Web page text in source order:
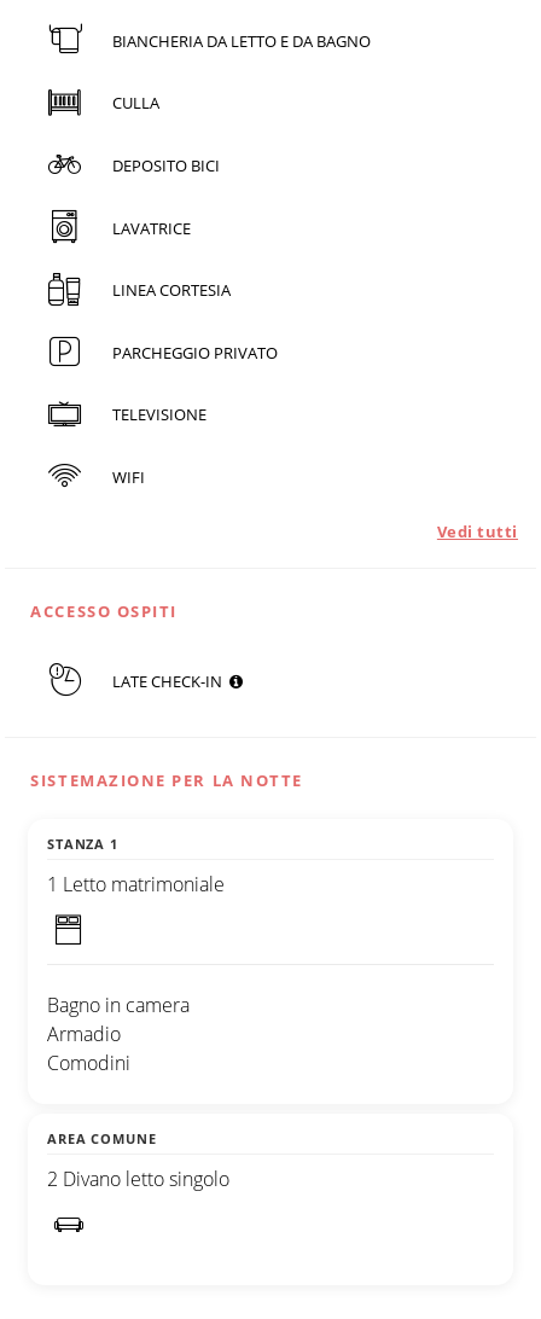
BIANCHERIA DA LETTO E DA BAGNO
CULLA
DEPOSITO BICI
LAVATRICE
LINEA CORTESIA
PARCHEGGIO PRIVATO
TELEVISIONE
WIFI
Vedi tutti
ACCESSO OSPITI
LATE CHECK-IN
SISTEMAZIONE PER LA NOTTE
STANZA 1
1 Letto matrimoniale
Bagno in camera
Armadio
Comodini
AREA COMUNE
2 Divano letto singolo